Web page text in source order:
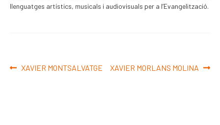
llenguatges artístics, musicals i audiovisuals per a l’Evangelització.
Navegación
Anterior:
XAVIER MONTSALVATGE Siguiente:
XAVIER MORLANS MOLINA